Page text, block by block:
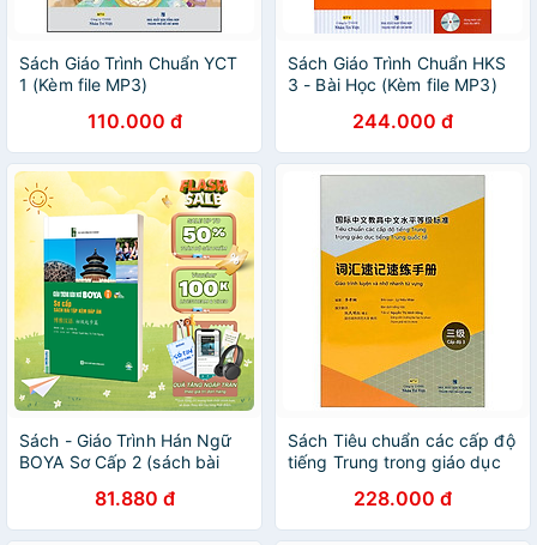
Sách Giáo Trình Chuẩn YCT
1 (Kèm file MP3)
110.000 đ
Sách Giáo Trình Chuẩn HKS
3 - Bài Học (Kèm file MP3)
244.000 đ
Sách - Giáo Trình Hán Ngữ
BOYA Sơ Cấp 2 (sách bài
81.880 đ
Sách Tiêu chuẩn các cấp độ
tiếng Trung trong giáo dục
trình luyện và nhớ nhanh từ
vựng - Cấp độ 3
228.000 đ